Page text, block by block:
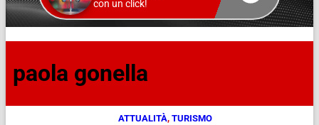
con un click!
paola gonella
ATTUALITÀ, TURISMO